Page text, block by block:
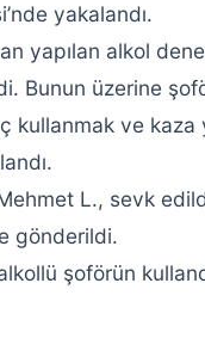
yakalandı.
yapılan alkol
Bunun üzerine
kullanmak ve
L., sevk
gönderildi.
şoförün